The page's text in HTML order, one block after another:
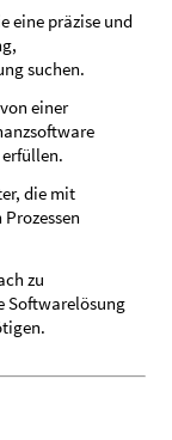
eine präzise und
suchen.
einer
die mit
zu
Softwarelösung